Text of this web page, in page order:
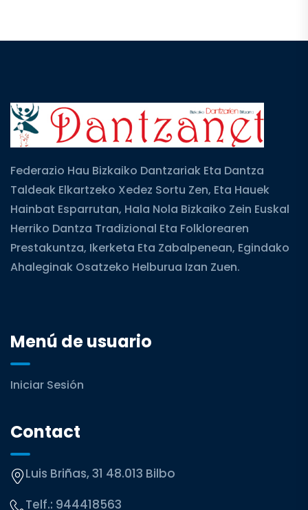
Federazio Hau Bizkaiko Dantzariak Eta Dantza
Taldeak Elkartzeko Xedez Sortu Zen, Eta Hauek
Hainbat Esparrutan, Hala Nola Bizkaiko Zein Euskal
Herriko Dantza Tradizional Eta Folklorearen
Prestakuntza, Ikerketa Eta Zabalpenean, Egindako
Ahaleginak Osatzeko Helburua Izan Zuen.
Menú de usuario
Iniciar Sesión
Contact
Luis Briñas, 31 48.013 Bilbo
Telf.: 944418563